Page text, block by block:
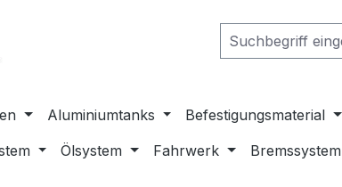
Aluminiumtanks Befestigungsmaterial
Ölsystem Fahrwerk Bremssystem